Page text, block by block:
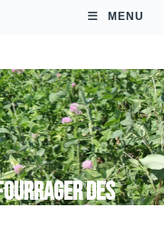
MENU
des